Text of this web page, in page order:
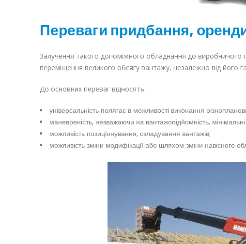
Переваги придбання,
Залучення такого допоміжного обладнання до
переміщення великого обсягу вантажу, незалежно від його
До основних переваг відносять:
універсальність полягає в можливості виконання
маневреність, незважаючи на вантажопідйомність,
можливість позиціонування, складування вантажів;
можливість зміни модифікації або шляхом зміни навісного